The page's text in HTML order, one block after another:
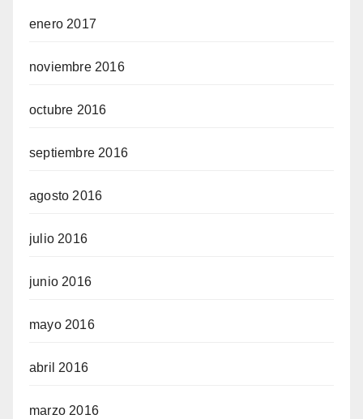
enero 2017
noviembre 2016
octubre 2016
septiembre 2016
agosto 2016
julio 2016
junio 2016
mayo 2016
abril 2016
marzo 2016